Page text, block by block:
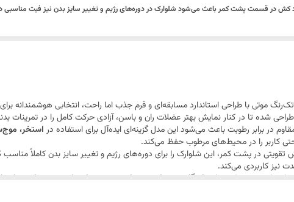
در قسمت پشت کمر باعث می‌شود شلوارک در دوره‌های رژیم و تغییر سایز بدن نیز فیت مناسبی
مسابقات و صحنه
آزاد
موتی با طراحی استاندارد مسابقه‌ای و فرم جذب اما راحت، انتخابی هوشمندانه
شده تا در کنار نمایش بهتر عضلات ران و باسن، آزادی حرکت کامل را در تمرینات
برابر رطوبت باعث می‌شود این مدل گزینه‌ای ایده‌آل برای استفاده در استخر،
کاربر را در محیط‌های مرطوب حفظ می‌کند.
تقویتی در پشت کمر، این شلوارک را برای دوره‌های رژیم و تغییر سایز بدن کاملاً
نیز کاربردی می‌کند.
چندمنظوره برای
باشگاه، تمرینات بدنسازی، دویدن، استخر، موج‌سواری و